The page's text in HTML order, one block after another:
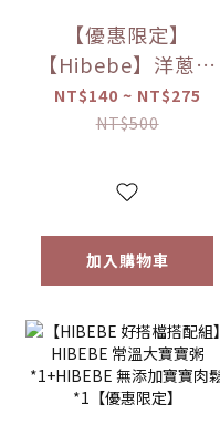
【優惠限定】
【Hibebe】洋蔥蘋
果魚湯250ml/包｜
2包/盒｜虱目魚湯
6m+｜常溫｜【優
NT$140 ~ NT$275
NT$500
加入購物車